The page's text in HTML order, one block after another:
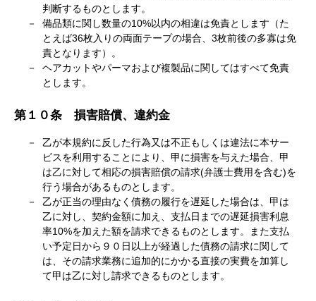
判断するものとします。
備品類に関し数量の10%以内の相違は免責とします（た
とえば36枚入りの両面テープの場合、3枚前後の多寡は免
責となります）。
ヘアカットやパーマおよび複製品に関してはすべて免責
とします。
第１０条 損害賠償、違約金
乙が本規約に反した行為又は不正もしくは違法に本サー
ビスを利用することにより、甲に損害を与えた場合、甲
は乙に対して相応の損害賠償の請求(弁護士費用を含む)を
行う場合があるものとします。
乙が正当の理由なく債務の履行を遅延した場合は、甲は
乙に対し、契約金額に加え、支払日までの遅延損害利息
率10%を加えた額を請求できるものとします。また支払
い予定日から９０日以上が経過した債務の請求に関して
は、その請求業務に追加的にかかる直接の実費を加算し
て甲は乙に対し請求できるものとします。